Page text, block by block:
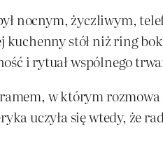
nocnym, życzliwym,
stół niż ring
i rytuał wspólnego
w którym
uczyła się wtedy, że